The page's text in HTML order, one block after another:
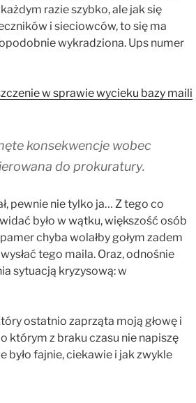
razie szybko, ale jak się
i sieciowców, to się ma
wykradziona. Ups numer
w sprawie wycieku bazy maili
konsekwencje wobec
do prokuratury.
pewnie nie tylko ja… Z tego co
było w wątku, większość osób
chyba wolałby gołym zadem
tego maila. Oraz, odnośnie
sytuacją kryzysową: w
ostatnio zaprząta moją głowę i
którym z braku czasu nie napiszę
było fajnie, ciekawie i jak zwykle